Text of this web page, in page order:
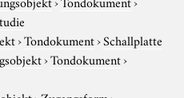
›Tondokument›Schallplatte
›Tondokument›